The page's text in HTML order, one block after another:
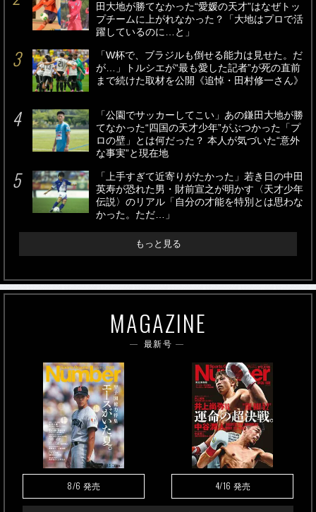
田大地が勝てなかった“愛媛の天才”はなぜトッ
プチームに上がれなかった？「大地はプロで活
躍しているのに…と」
「W杯で、ブラジルも倒せる能力は見せた。だ
が…」トルシエが“最も愛した記者”が死の直前
まで続けた取材を公開《追悼・田村修一さん》
「公園でサッカーしてこい」あの鎌田大地が勝
てなかった“四国の天才少年”がぶつかった「プ
ロの壁」とは何だった？ 本人が気づいた“意外
な事実”と現在地
「上手すぎて近寄りがたかった」若き日の中田
英寿が恐れた男・財前宣之が明かす〈天才少年
伝説〉のリアル「自分の才能を特別とは思わな
かった。ただ…」
もっと見る
MAGAZINE
最新号
8/6 発売 4/16 発売